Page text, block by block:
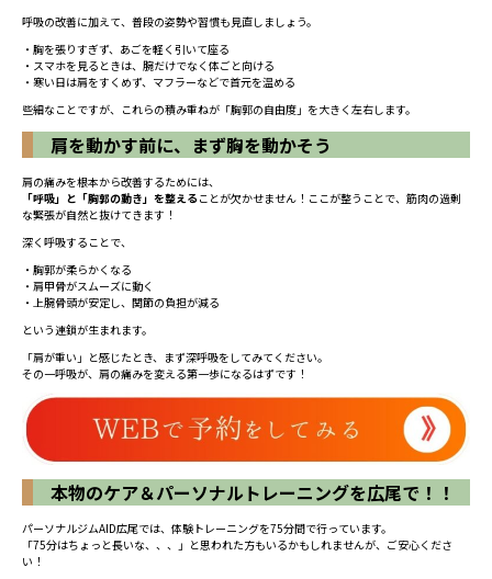
呼吸の改善に加えて、普段の姿勢や習慣も見直しましょう。
・胸を張りすぎず、あごを軽く引いて座る
・スマホを見るときは、腕だけでなく体ごと向ける
・寒い日は肩をすくめず、マフラーなどで首元を温める
些細なことですが、これらの積み重ねが「胸郭の自由度」を大きく左右します。
肩を動かす前に、まず胸を動かそう
肩の痛みを根本から改善するためには、
「呼吸」と「胸郭の動き」を整える ことが欠かせません！ここが整うことで、筋肉の過剰
な緊張が自然と抜けてきます！
深く呼吸することで、
・胸郭が柔らかくなる
・肩甲骨がスムーズに動く
・上腕骨頭が安定し、関節の負担が減る
という連鎖が生まれます。
「肩が重い」と感じたとき、まず深呼吸をしてみてください。
その一呼吸が、肩の痛みを変える第一歩になるはずです！
本物のケア＆パーソナルトレーニングを広尾で！！
パーソナルジムAID広尾では、体験トレーニングを75分間で行っています。
「75分はちょっと長いな、、、」と思われた方もいるかもしれませんが、ご安心くださ
い！